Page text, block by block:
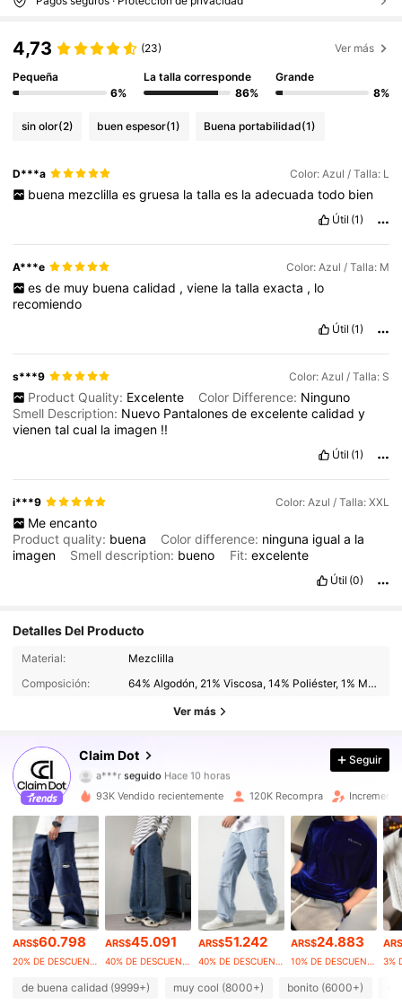
4,73 (23) Ver más
Pequeña
6%
La talla corresponde
86%
Grande
8%
sin olor(2) buen espesor(1) Buena portabilidad(1)
D***a Color: Azul / Talla: L
buena mezclilla es gruesa la talla es la adecuada todo bien
Útil (1)
A***e Color: Azul / Talla: M
es de muy buena calidad , viene la talla exacta , lo
recomiendo
Útil (1)
s***9 Color: Azul / Talla: S
Product Quality: Excelente Color Difference: Ninguno
Smell Description: Nuevo Pantalonesdeexcelentecalidady
vienentalcual la imagen !!
Útil (1)
i***9 Color: Azul / Talla: XXL
Me encanto
Product quality: buena Color difference: ninguna iguala la
imagen
Smell description: bueno Fit: excelente
Útil (0)
Detalles Del Producto
Material:
Mezclilla
Composición:
64% Algodón, 21% Viscosa, 14% Poliéster, 1% Modal
Ver más
Claim Dot
33K Seguidores
a***r seguido Hace 10 horas
4,82
33K Seguidores
33K Seguidores
4,82 33K Seguidores
4,82 33K Seguidores
4,82 33K Seguidores
4,82 33K Seguidores
Seguir
93K Vendido recientemente 120K Recompra
ARS$60.798
20% DE DESCUENTO
ARS$45.091
40% DE DESCUENTO
ARS$51.242
40% DE DESCUENTO
ARS$24.883
10% DE DESCUENTO 3%
de buena calidad (9999+) muy cool (8000+) bonito (6000+)